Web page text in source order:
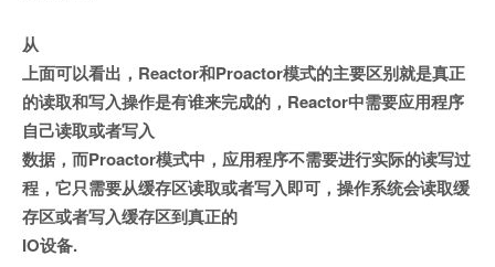
从
上面可以看出，Reactor和Proactor模式的主要区别就是真正
的读取和写入操作是有谁来完成的，Reactor中需要应用程序
自己读取或者写入
数据，而Proactor模式中，应用程序不需要进行实际的读写过
程，它只需要从缓存区读取或者写入即可，操作系统会读取缓
存区或者写入缓存区到真正的
IO设备.